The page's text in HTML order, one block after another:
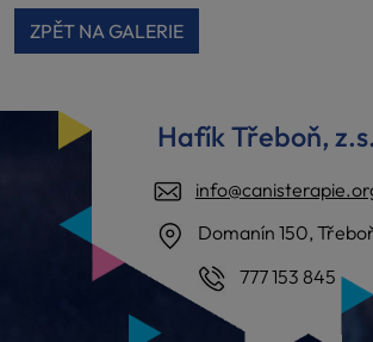
ZPĚT NA GALERIE
Hafík Třeboň, z.s.
Domanín 150,
777 153 845